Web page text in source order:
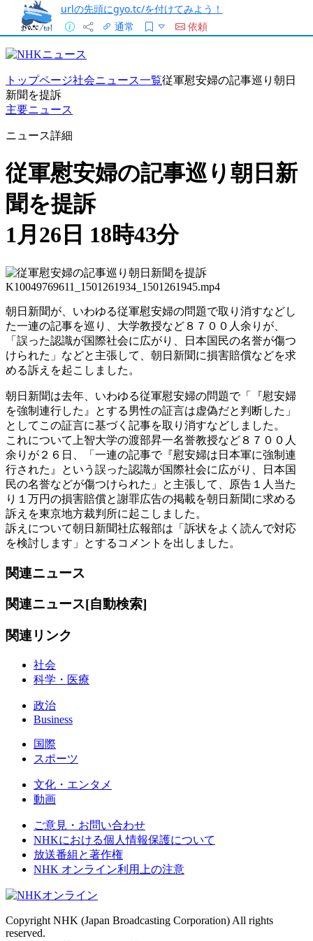
urlの先頭にgyo.tc/を付けてみよう！
通常
依頼